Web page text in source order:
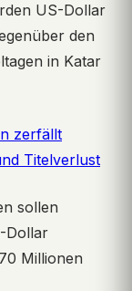
US-Dollar
den
in Katar
zerfällt
Titelverlust
sollen
Dollar
Millionen